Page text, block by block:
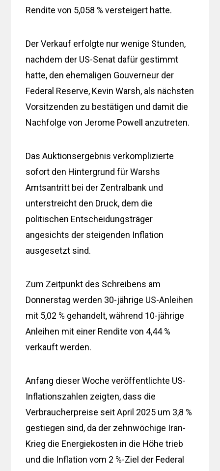
Rendite von 5,058 % versteigert hatte.
Der Verkauf erfolgte nur wenige Stunden,
nachdem der US-Senat dafür gestimmt
hatte, den ehemaligen Gouverneur der
Federal Reserve, Kevin Warsh, als nächsten
Vorsitzenden zu bestätigen und damit die
Nachfolge von Jerome Powell anzutreten.
Das Auktionsergebnis verkomplizierte
sofort den Hintergrund für Warshs
Amtsantritt bei der Zentralbank und
unterstreicht den Druck, dem die
politischen Entscheidungsträger
angesichts der steigenden Inflation
ausgesetzt sind.
Zum Zeitpunkt des Schreibens am
Donnerstag werden 30-jährige US-Anleihen
mit 5,02 % gehandelt, während 10-jährige
Anleihen mit einer Rendite von 4,44 %
verkauft werden.
Anfang dieser Woche veröffentlichte US-
Inflationszahlen zeigten, dass die
Verbraucherpreise seit April 2025 um 3,8 %
gestiegen sind, da der zehnwöchige Iran-
Krieg die Energiekosten in die Höhe trieb
und die Inflation vom 2 %-Ziel der Federal